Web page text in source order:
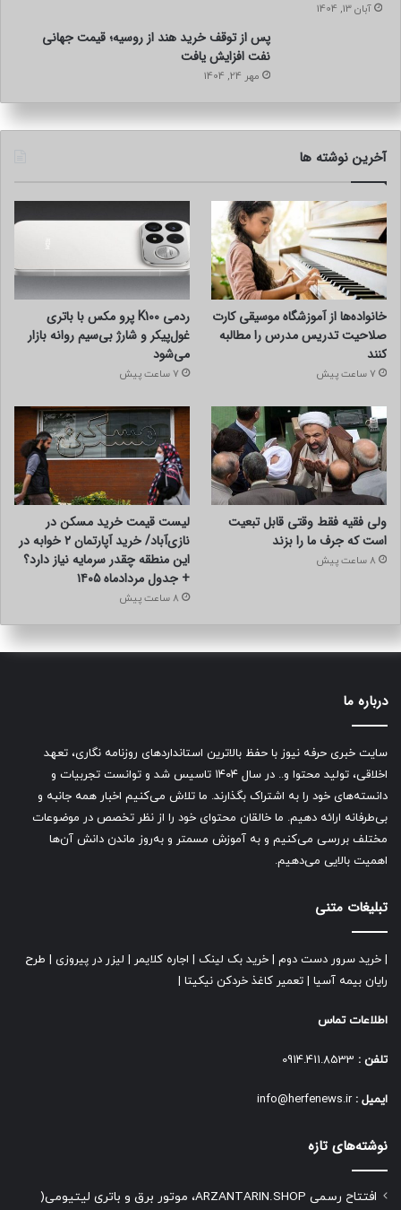
آبان 13, 1404
پس از توقف خرید هند از روسیه؛ قیمت جهانی
نفت افزایش یافت
مهر 24, 1404
آخرین نوشته ها
خانواده‌ها از آموزشگاه موسیقی کارت
صلاحیت تدریس مدرس را مطالبه
کنند
7 ساعت پیش
ردمی K100 پرو مکس با باتری
غول‌پیکر و شارژ بی‌سیم روانه بازار
می‌شود
7 ساعت پیش
ولی فقیه فقط وقتی قابل تبعیت
است که جرف ما را بزند
8 ساعت پیش
لیست قیمت خرید مسکن در
نازی‌آباد/ خرید آپارتمان ۲ خوابه در
این منطقه چقدر سرمایه نیاز دارد؟
+ جدول مردادماه ۱۴۰۵
8 ساعت پیش
درباره ما
سایت خبری حرفه نیوز با حفظ بالاترین استانداردهای روزنامه نگاری، تعهد
اخلاقی، تولید محتوا و.. در سال ۱۴۰۴ تاسیس شد و توانست تجربیات و
دانسته‌های خود را به اشتراک بگذارند. ما تلاش می‌کنیم اخبار همه جانبه و
بی‌طرفانه ارائه دهیم. ما خالقان محتوای خود را از نظر تخصص در موضوعات
مختلف بررسی می‌کنیم و به آموزش مسمتر و به‌روز ماندن دانش آن‌ها
اهمیت بالایی می‌دهیم.
تبلیغات متنی
خرید سرور دست دوم خرید بک لینک اجاره کلایمر لیزر در پیروزی
طرح
رایان بیمه آسیا
تعمیر کاغذ خردکن نیکیتا
اطلاعات تماس
تلفن :
ایمیل : info@herfenews.ir
نوشته‌های تازه
افتتاح رسمی ARZANTARIN.SHOP، موتور برق و باتری لیتیومی(